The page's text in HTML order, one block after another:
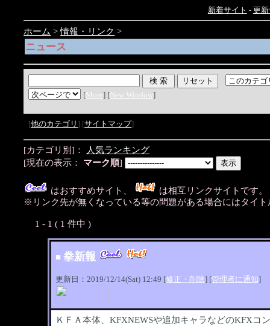
新着サイト - 更
ホーム >情報・リンク >
ニュース
[More] [New Window]
[他のカテゴリ] [サイトマップ]
[カテゴリ別]：
人気ランキング
[現在の表示：
マーク順]
はおすすめサイト、
は相互リンクサイトです。
※リンク先が無くなっている等の問題がある場合にはタイト
1 - 1 ( 1 件中 )
■ 拳新報
更新日：2019/12/14(Sat) 12:49 [修正・削除] [管理者に通知]
ＫＦＡ本体、KFXNEWSや追加キャラなどのKFXコ